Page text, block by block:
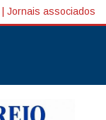
Jornais associados